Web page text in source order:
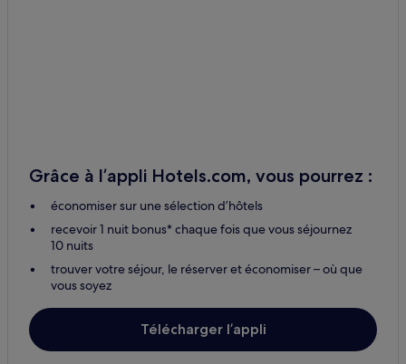
Grâce à l’appli Hotels.com, vous pourrez :
économiser sur une sélection d’hôtels
recevoir 1 nuit bonus* chaque fois que vous séjournez
10 nuits
trouver votre séjour, le réserver et économiser – où que
vous soyez
Télécharger l’appli